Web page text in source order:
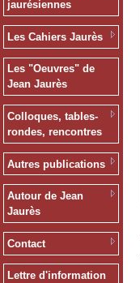
jaurésiennes
Les Cahiers Jaurès
Les "Oeuvres" de
Jean Jaurès
Colloques, tables-
rondes, rencontres
Autres publications
Autour de Jean
Jaurès
Contact
Lettre d'information